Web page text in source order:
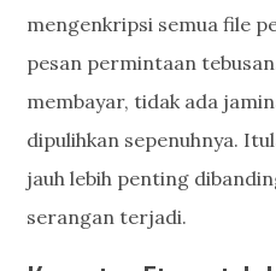
mengenkripsi semua file
pesan permintaan
membayar, tidak ada
dipulihkan sepenuhnya.
jauh lebih penting
serangan terjadi.